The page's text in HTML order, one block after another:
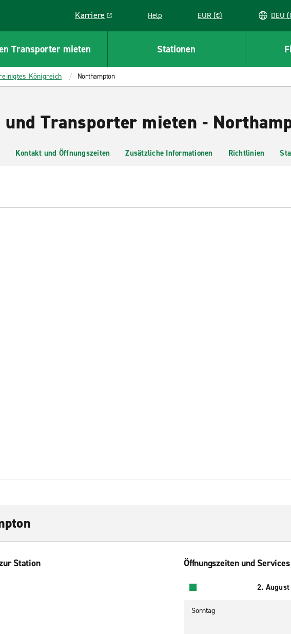
Karriere
Link opens in a new window
Help EUR (€)
Transporter mieten Stationen
Königreich Northampton
und Transporter mieten -
Kontakt und Öffnungszeiten Zusätzliche Informationen Richtlinien
Station Öffnungszeiten und Services
2.
Sonntag